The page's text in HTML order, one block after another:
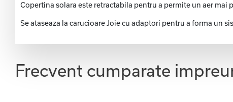
Copertina solara este retractabila pentru a permite un aer mai
Se ataseaza la carucioare Joie cu adaptori pentru a forma un
Frecvent cumparate